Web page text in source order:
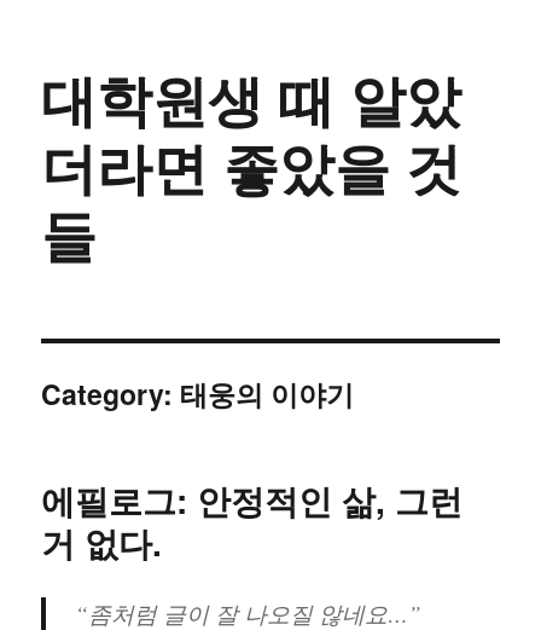
대학원생 때 알았
더라면 좋았을 것
들
Category: 태웅의 이야기
에필로그: 안정적인 삶, 그런
거 없다.
“좀처럼 글이 잘 나오질 않네요…”